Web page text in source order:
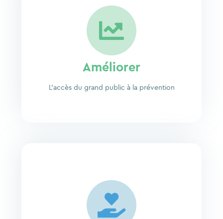
Améliorer
L’accès du grand public à la prévention